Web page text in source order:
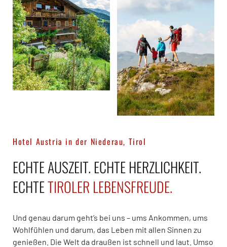
Hotel Austria in der Niederau, Tirol
ECHTE AUSZEIT. ECHTE HERZLICHKEIT.
ECHTETIROLER LEBENSFREUDE.
Und genau darum geht’s bei uns – ums Ankommen, ums
Wohlfühlen und darum, das Leben mit allen Sinnen zu
genießen. Die Welt da draußen ist schnell und laut. Umso